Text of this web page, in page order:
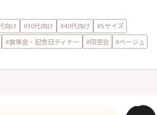
向け #30代向け #40代向け
#Sサイズ
#食事会・記念日ディナー #同窓会 #ベージュ